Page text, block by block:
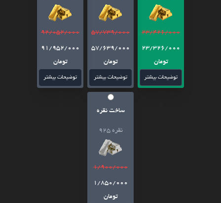
23/426/000
23/326/000
تومان
توضیحات بیشتر
57/739/000
57/639/000
تومان
توضیحات بیشتر
92/052/000
91/952/000
تومان
توضیحات بیشتر
ساخت نقره
نقره 925
1/900/000
1/850/000
تومان